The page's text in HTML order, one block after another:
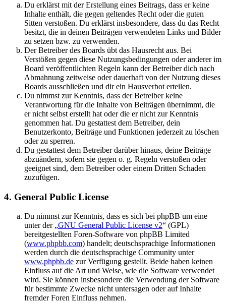
Du erklärst mit der Erstellung eines Beitrags, dass er keine
Inhalte enthält, die gegen geltendes Recht oder die guten
Sitten verstoßen. Du erklärst insbesondere, dass du das Recht
besitzt, die in deinen Beiträgen verwendeten Links und Bilder
zu setzen bzw. zu verwenden.
Der Betreiber des Boards übt das Hausrecht aus. Bei
Verstößen gegen diese Nutzungsbedingungen oder anderer im
Board veröffentlichten Regeln kann der Betreiber dich nach
Abmahnung zeitweise oder dauerhaft von der Nutzung dieses
Boards ausschließen und dir ein Hausverbot erteilen.
Du nimmst zur Kenntnis, dass der Betreiber keine
Verantwortung für die Inhalte von Beiträgen übernimmt, die
er nicht selbst erstellt hat oder die er nicht zur Kenntnis
genommen hat. Du gestattest dem Betreiber, dein
Benutzerkonto, Beiträge und Funktionen jederzeit zu löschen
oder zu sperren.
Du gestattest dem Betreiber darüber hinaus, deine Beiträge
abzuändern, sofern sie gegen o. g. Regeln verstoßen oder
geeignet sind, dem Betreiber oder einem Dritten Schaden
zuzufügen.
4. General Public License
Du nimmst zur Kenntnis, dass es sich bei phpBB um eine
unter der „GNU General Public License v2“ (GPL)
bereitgestellten Foren-Software von phpBB Limited
(www.phpbb.com) handelt; deutschsprachige Informationen
werden durch die deutschsprachige Community unter
www.phpbb.de zur Verfügung gestellt. Beide haben keinen
Einfluss auf die Art und Weise, wie die Software verwendet
wird. Sie können insbesondere die Verwendung der Software
für bestimmte Zwecke nicht untersagen oder auf Inhalte
fremder Foren Einfluss nehmen.